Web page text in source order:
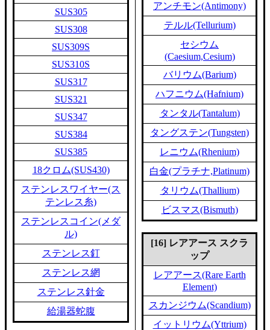
SUS305
SUS308
SUS309S
SUS310S
SUS317
SUS321
SUS347
SUS384
SUS385
18クロム(SUS430)
ステンレスワイヤー(ス
テンレス糸)
ステンレスコイン(メダ
ル)
ステンレス釘
ステンレス網
ステンレス針金
給湯器蛇腹
アンチモン(Antimony)
テルル(Tellurium)
セシウム
(Caesium,Cesium)
バリウム(Barium)
ハフニウム(Hafnium)
タンタル(Tantalum)
タングステン(Tungsten)
レニウム(Rhenium)
白金(プラチナ,Platinum)
タリウム(Thallium)
ビスマス(Bismuth)
[16] レアアース スクラ
ップ
レアアース(Rare Earth
Element)
スカンジウム(Scandium)
イットリウム(Yttrium)